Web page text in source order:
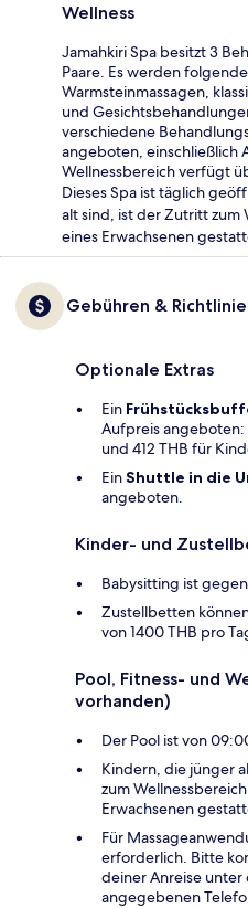
Wellness
Jamahkiri Spa besitzt 3
Paare. Es werden
Warmsteinmassagen,
und
verschiedene
angeboten, einschließlich
Wellnessbereich verfügt
Dieses Spa ist täglich
alt sind, ist der Zutritt zum
eines Erwachsenen
Gebühren &
Optionale Extras
Ein
Aufpreis angeboten:
und 412 THB für
EinShuttle in die
angeboten.
Kinder- und
Babysitting ist
Zustellbetten
von 1400 THB pro
Pool, Fitness- und
vorhanden)
Der Pool ist von
Kindern, die jünger
zum
Erwachsenen
Für
erforderlich. Bitte
deiner Anreise
angegebenen